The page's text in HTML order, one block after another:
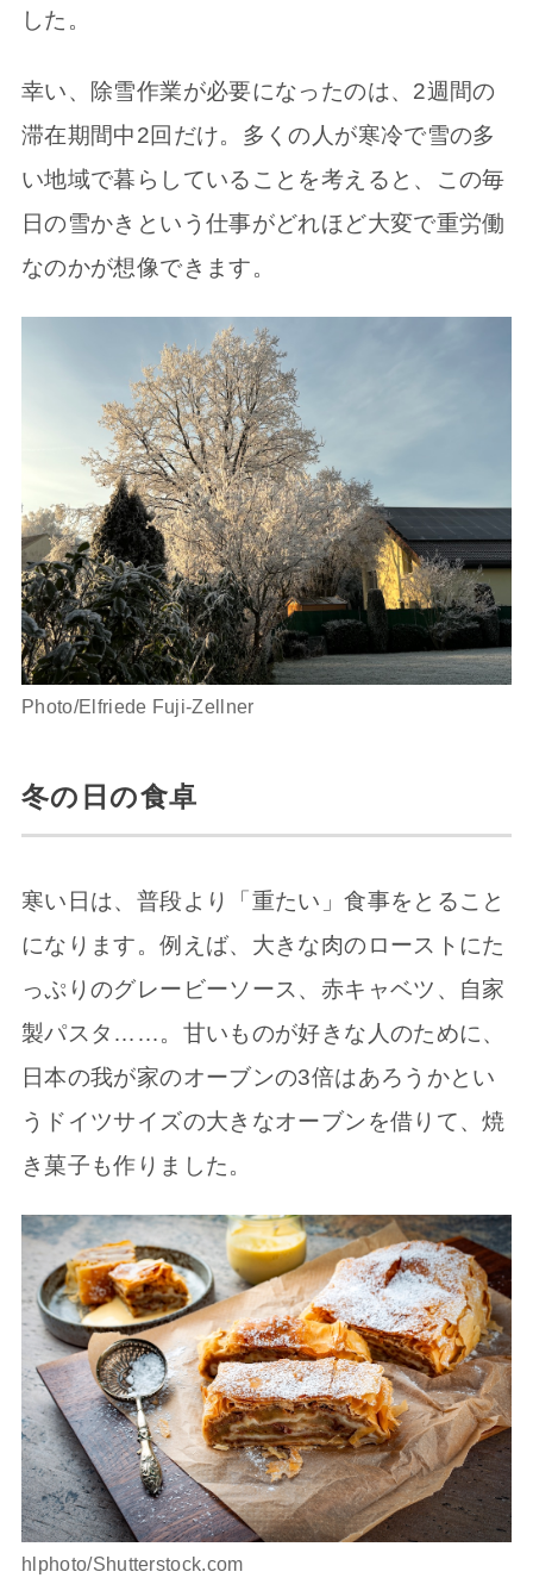
した。
幸い、除雪作業が必要になったのは、2週間の
滞在期間中2回だけ。多くの人が寒冷で雪の多
い地域で暮らしていることを考えると、この毎
日の雪かきという仕事がどれほど大変で重労働
なのかが想像できます。
Photo/Elfriede Fuji-Zellner
冬の日の食卓
寒い日は、普段より「重たい」食事をとること
になります。例えば、大きな肉のローストにた
っぷりのグレービーソース、赤キャベツ、自家
製パスタ……。甘いものが好きな人のために、
日本の我が家のオーブンの3倍はあろうかとい
うドイツサイズの大きなオーブンを借りて、焼
き菓子も作りました。
hlphoto/Shutterstock.com